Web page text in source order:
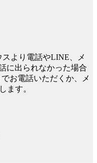
スより電話やLINE、メ
に出られなかった場合
お電話いただくか、メ
ます。